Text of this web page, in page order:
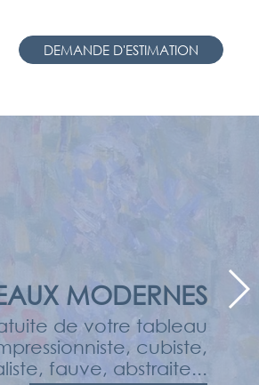
DEMANDE D'ESTIMATION
MODERNES
de votre tableau
cubiste,
fauve, abstraite...